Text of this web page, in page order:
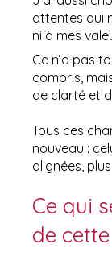
attentes qui
ni à mes
Ce n’a pas
compris,
de clarté et
Tous ces
nouveau :
alignées,
Ce qui
de